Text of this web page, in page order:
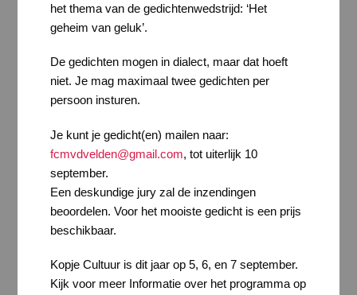
het thema van de gedichtenwedstrijd: ‘Het
geheim van geluk’.
De gedichten mogen in dialect, maar dat hoeft
niet. Je mag maximaal twee gedichten per
persoon insturen.
Je kunt je gedicht(en) mailen naar:
fcmvdvelden@gmail.com, tot uiterlijk 10
september.
Een deskundige jury zal de inzendingen
beoordelen. Voor het mooiste gedicht is een prijs
beschikbaar.
Kopje Cultuur is dit jaar op 5, 6, en 7 september.
Kijk voor meer Informatie over het programma op